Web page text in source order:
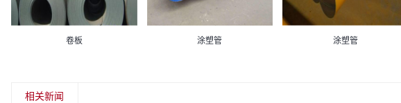
卷板 涂塑管 涂塑管
相关新闻